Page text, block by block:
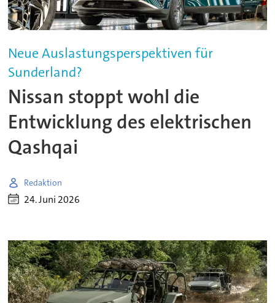
Neue Auslastungsperspektiven für
Sunderland?
Nissan stoppt wohl die
Entwicklung des elektrischen
Qashqai
Redaktion
24. Juni 2026